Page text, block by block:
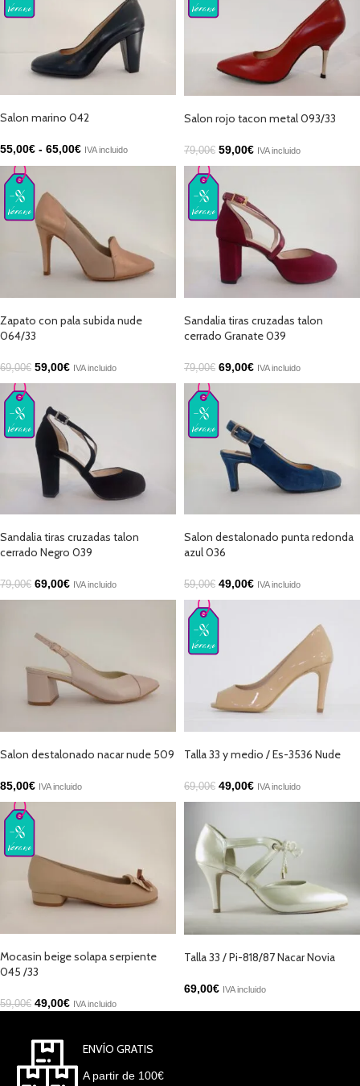
Salon marino 042
55,00€ - 65,00€ IVA incluido
Salon rojo tacon metal 093/33
79,00€ 59,00€ IVA incluido
Zapato con pala subida nude
064/33
69,00€ 59,00€ IVA incluido
Sandalia tiras cruzadas talon
cerrado Granate 039
79,00€ 69,00€ IVA incluido
Sandalia tiras cruzadas talon
cerrado Negro 039
79,00€ 69,00€ IVA incluido
Salon destalonado punta redonda
azul 036
59,00€ 49,00€ IVA incluido
Salon destalonado nacar nude 509
85,00€ IVA incluido
Talla 33 y medio / Es-3536 Nude
69,00€ 49,00€ IVA incluido
Mocasin beige solapa serpiente
045 /33
59,00€ 49,00€ IVA incluido
Talla 33 / Pi-818/87 Nacar Novia
69,00€ IVA incluido
ENVÍO GRATIS
A partir de 100€